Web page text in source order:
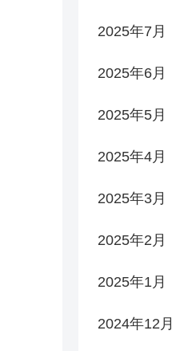
2025年7月
2025年6月
2025年5月
2025年4月
2025年3月
2025年2月
2025年1月
2024年12月